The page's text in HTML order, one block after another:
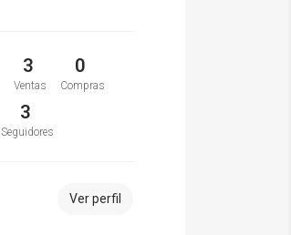
3
Ventas
0
Compras
3
Seguidores
Ver perfil